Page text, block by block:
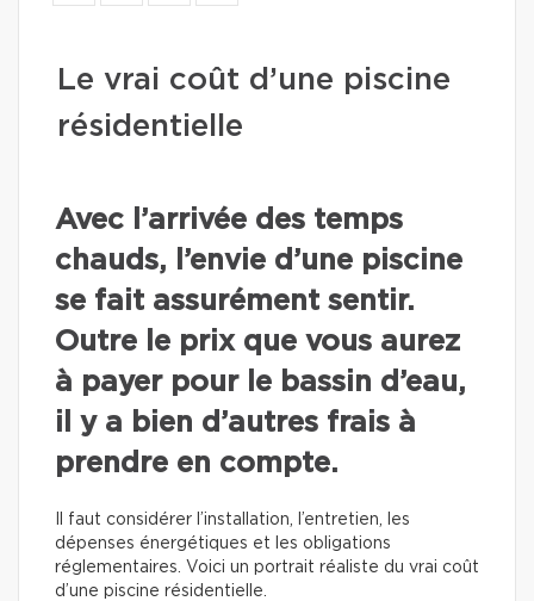
Le vrai coût d’une piscine
résidentielle
Avec l’arrivée des temps
chauds, l’envie d’une piscine
se fait assurément sentir.
Outre le prix que vous aurez
à payer pour le bassin d’eau,
il y a bien d’autres frais à
prendre en compte.
Il faut considérer l’installation, l’entretien, les
dépenses énergétiques et les obligations
réglementaires. Voici un portrait réaliste du vrai coût
d’une piscine résidentielle.